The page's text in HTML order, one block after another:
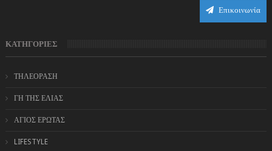
Επικοινωνία
ΚΑΤΗΓΟΡΙΕΣ
ΤΗΛΕΟΡΑΣΗ
ΓΗ ΤΗΣ ΕΛΙΑΣ
ΑΓΙΟΣ ΕΡΩΤΑΣ
LIFESTYLE